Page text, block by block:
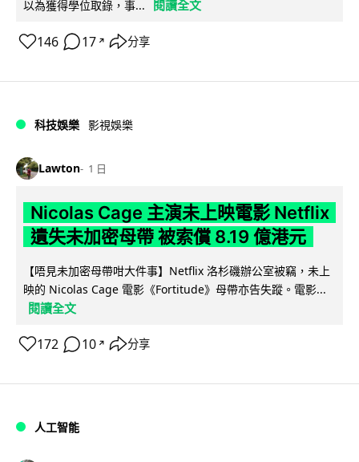
以為獲得學位取錄，事... 閱讀全文
146 17 ↗ 分享
科技娛樂 影視娛樂
Lawton 1 日
Nicolas Cage 主演未上映電影 Netflix
遺失未加密母帶 被索償 8.19 億港元
【唔見未加密母帶咁大件事】Netflix 洛杉磯辦公室被竊，未上
映的 Nicolas Cage 電影《Fortitude》母帶亦告失蹤。電影...
閱讀全文
172 10 ↗ 分享
人工智能